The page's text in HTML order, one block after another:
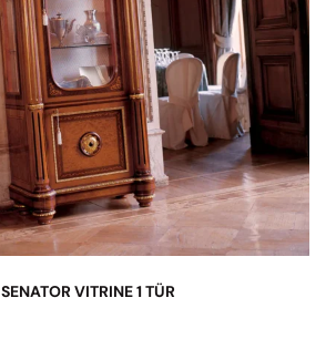
SENATOR VITRINE 1 TÜR